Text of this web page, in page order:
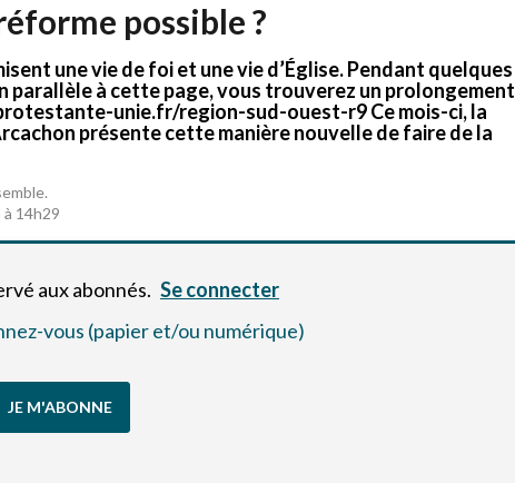
possible ?
une vie de foi et une vie d’Église. Pendant quelques
parallèle à cette page, vous trouverez un prolongement
unie.fr/region-sud-ouest-r9 Ce mois-ci, la
présente cette manière nouvelle de faire de la
14h29
aux abonnés. Se connecter
vous (papier et/ou numérique)
JE M'ABONNE